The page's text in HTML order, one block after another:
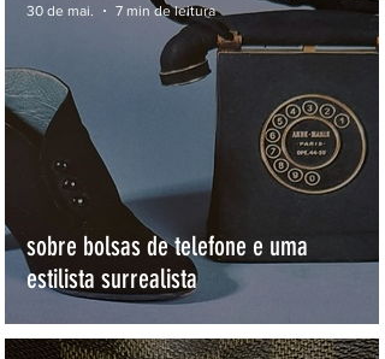
sobre bolsas de telefone e uma
estilista surrealista
30 de mai.
7 min de leitura